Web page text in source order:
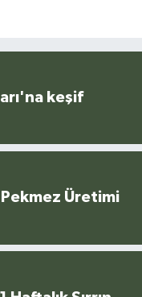
keşif
Üretimi